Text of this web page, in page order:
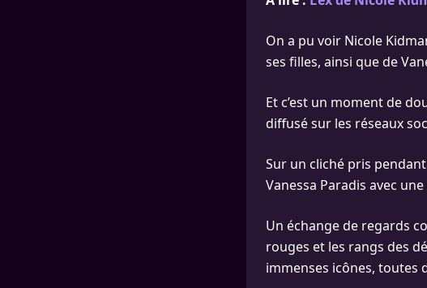
On a pu voir Nicole
ses filles, ainsi que de
Et c’est un moment de
diffusé sur les réseaux
Sur un cliché pris
Vanessa Paradis avec
Un échange de regards
rouges et les rangs des
immenses icônes, toutes